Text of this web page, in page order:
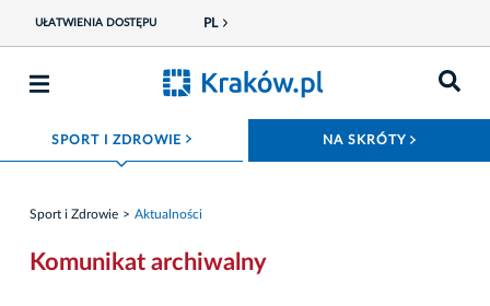
UŁATWIENIA DOSTĘPU PL
SPORT I ZDROWIE ROZWIŃ MENU NA SKRÓTY
Sport i Zdrowie Aktualności
Komunikat archiwalny